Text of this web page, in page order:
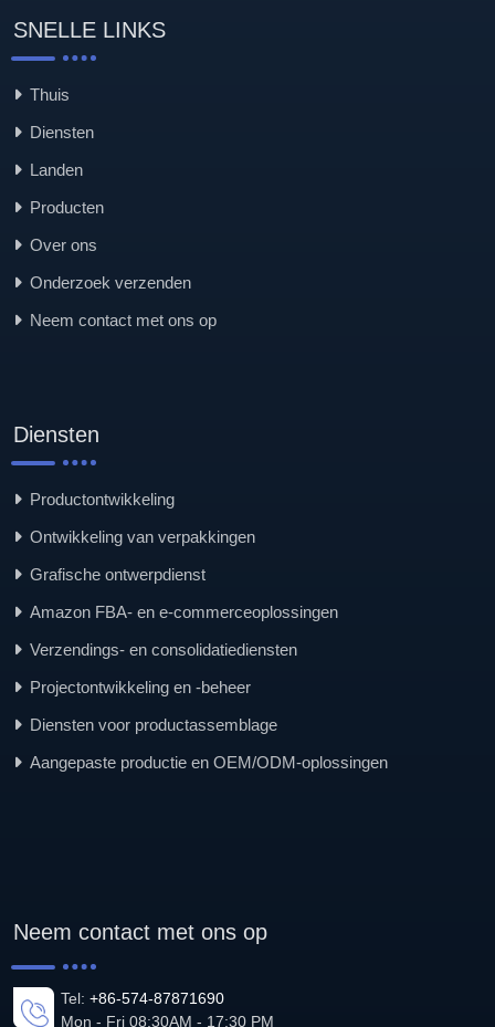
SNELLE LINKS
Thuis
Diensten
Landen
Producten
Over ons
Onderzoek verzenden
Neem contact met ons op
Diensten
Productontwikkeling
Ontwikkeling van verpakkingen
Grafische ontwerpdienst
Amazon FBA- en e-commerceoplossingen
Verzendings- en consolidatiediensten
Projectontwikkeling en -beheer
Diensten voor productassemblage
Aangepaste productie en OEM/ODM-oplossingen
Neem contact met ons op
Tel: +86-574-87871690
Mon - Fri 08:30AM - 17:30 PM